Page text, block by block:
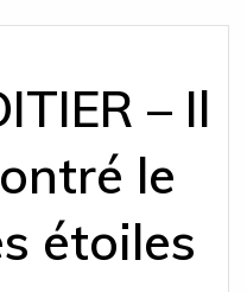
– Il
le
étoiles